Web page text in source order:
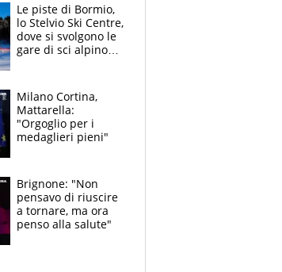
Le piste di Bormio,
lo Stelvio Ski Centre,
dove si svolgono le
gare di sci alpino
Milano Cortina,
Mattarella:
"Orgoglio per i
medaglieri pieni"
Brignone: "Non
pensavo di riuscire
a tornare, ma ora
penso alla salute"